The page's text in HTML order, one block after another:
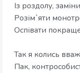
Із роздолу,
Розім`яти
Оспівати
Так я колись
Пак,